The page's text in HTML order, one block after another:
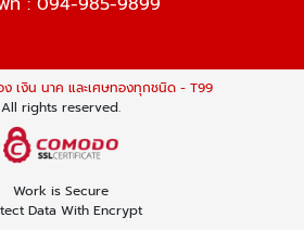
ง เงิน นาค และเศษทองทุกชนิด - T99
All rights reserved.
Work is Secure
Data With Encrypt